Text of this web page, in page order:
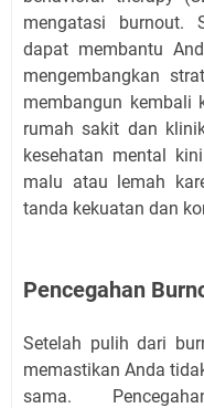
mengatasi burnout.
dapat membantu
mengembangkan
membangun kembali
rumah sakit dan
kesehatan mental
malu atau lemah
tanda kekuatan dan
Pencegahan
Setelah pulih dari
memastikan Anda
sama.